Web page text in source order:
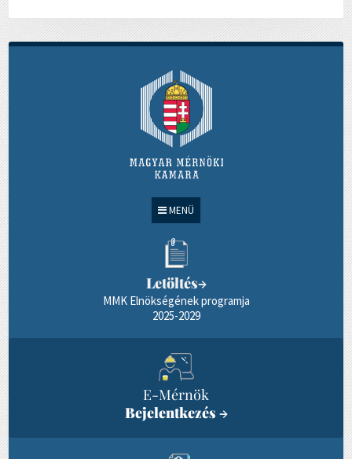
MENÜ
Letöltés→
MMK Elnökségének programja
2025-2029
E-Mérnök
Bejelentkezés →